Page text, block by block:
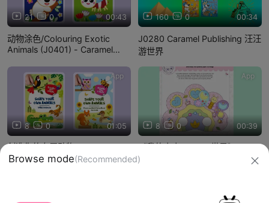
21 0 00:43
动物涂色/Colouring Exotic
Animals (J0401) - Caramel
160 0 00:34
J0280 Caramel Publishing 汪汪
游世界
8 0 01:05
App
创造你的专属动物/Shape Your
Own Animals (J0400) -
8 0 00:39
App
《我的小小 Kawaii 世界》—
Caramel Publishing（J0404)